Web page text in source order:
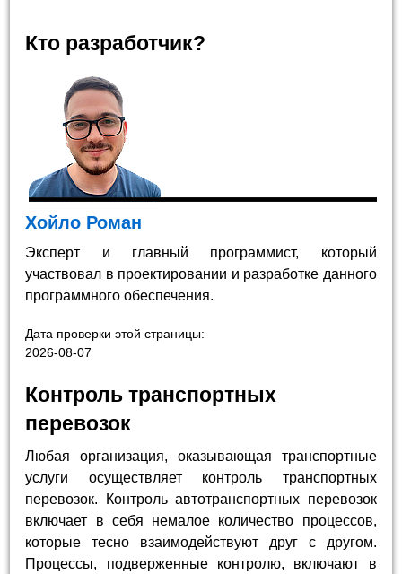
Кто разработчик?
Хойло Роман
Эксперт и главный программист, который
участвовал в проектировании и разработке данного
программного обеспечения.
Дата проверки этой страницы:
2026-08-07
Контроль транспортных
перевозок
Любая организация, оказывающая транспортные
услуги осуществляет контроль транспортных
перевозок. Контроль автотранспортных перевозок
включает в себя немалое количество процессов,
которые тесно взаимодействуют друг с другом.
Процессы, подверженные контролю, включают в